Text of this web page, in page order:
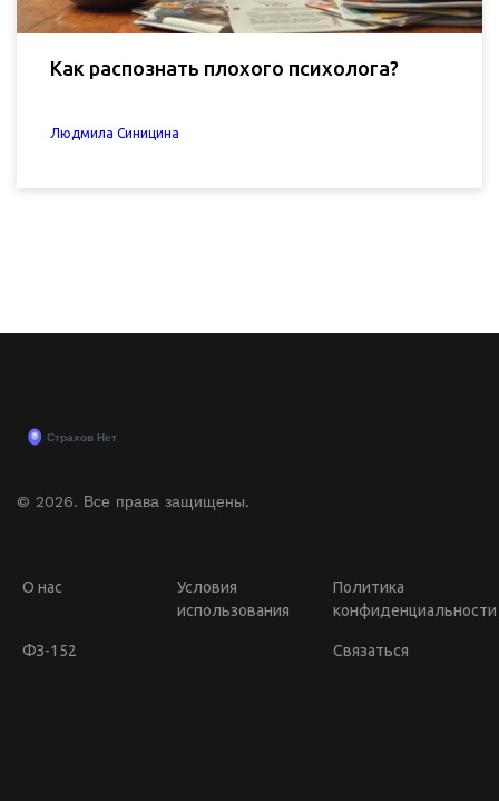
Как распознать плохого психолога?
Людмила Синицина
© 2026. Все права защищены.
О нас
Условия
использования
Политика
конфиденциальности
ФЗ-152 Связаться